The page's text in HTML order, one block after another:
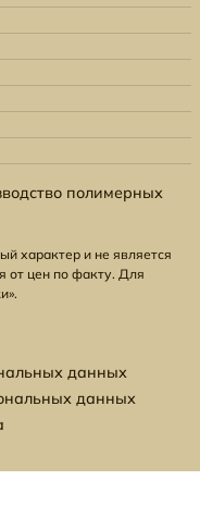
полимерных
характер и не является
от цен по факту. Для
данных
данных